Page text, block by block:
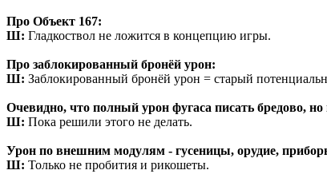
Про Объект 167:
Ш: Гладкоствол не ложится в концепцию игры.
Про заблокированный бронёй урон:
Ш: Заблокированный бронёй урон = старый
Очевидно, что полный урон фугаса писать бредово,
Ш: Пока решили этого не делать.
Урон по внешним модулям - гусеницы, орудие,
Ш: Только не пробития и рикошеты.